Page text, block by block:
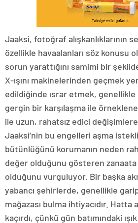
Jaaksi, fotoğraf alışkanlıklarının
özellikle havaalanları söz konusu
sorun yarattığını samimi bir
X-ışını makinelerinden geçmek
edildiğinde ısrar etmek, genellikle
gergin bir karşılaşma ile
ile uzun, rahatsız edici
Jaaksi’nin bu engelleri aşma
bütünlüğünü korumanın neden
değer olduğunu gösteren zanaata
olduğunu vurguluyor. Bir başka
yabancı şehirlerde, genellikle
mağazası bulma ihtiyacıdır.
kaçırdı, çünkü gün batımındaki